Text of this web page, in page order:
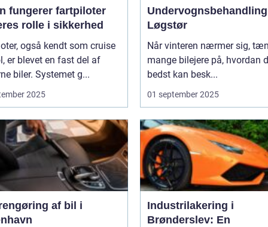
fungerer fartpiloter
rolle i sikkerhed
også kendt som cruise
er blevet en fast del af
biler. Systemet g...
2025
Løgstør
Når vinteren nærmer sig,
mange bilejere på, hvordan
bedst kan besk...
01 september 2025
af bil i
Industrilakering i
Brønderslev: En